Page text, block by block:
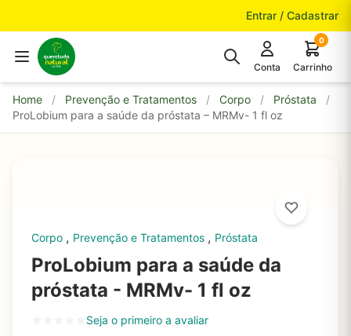
Entrar / Cadastrar
Conta
0
Carrinho
Home / Prevenção e Tratamentos / Corpo / Próstata
/
ProLobium para a saúde da próstata – MRMv- 1 fl oz
Corpo , Prevenção e Tratamentos , Próstata
ProLobium para a saúde da
próstata - MRMv- 1 fl oz
Seja o primeiro a avaliar